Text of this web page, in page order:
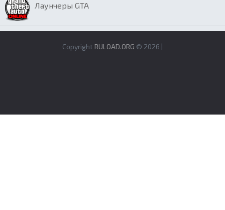
Лаунчеры GTA
Copyright RULOAD.ORG © 2026 |